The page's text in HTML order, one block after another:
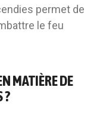
permet de
le feu
MATIÈRE DE
?